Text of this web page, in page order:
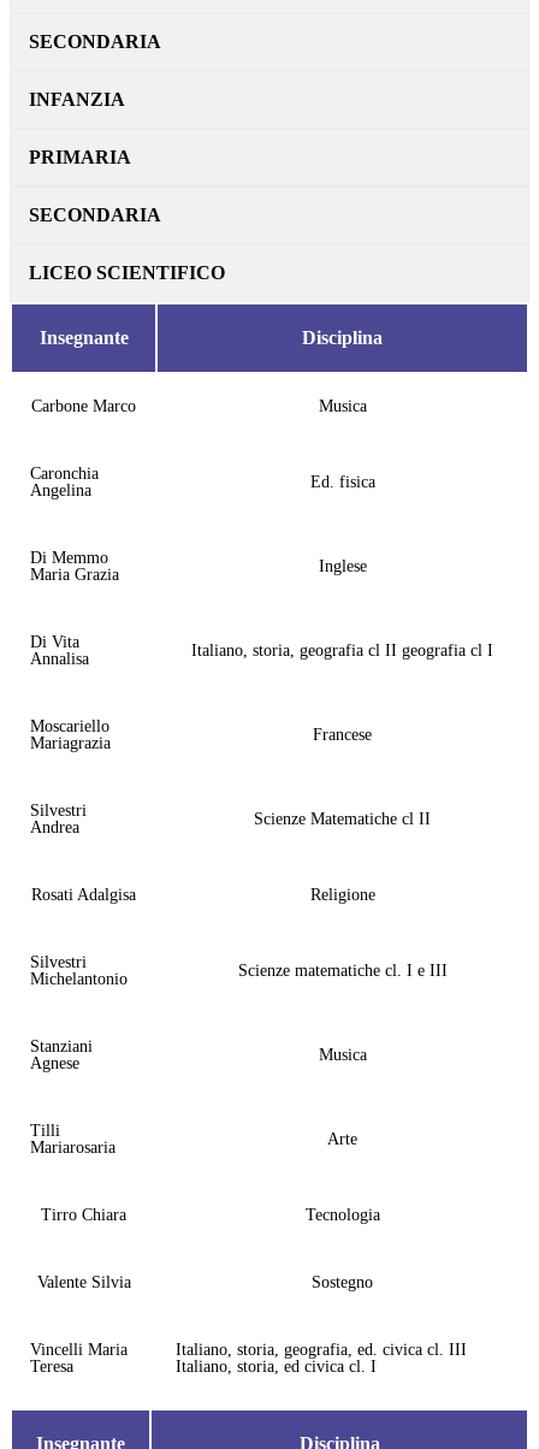
SECONDARIA
INFANZIA
PRIMARIA
SECONDARIA
LICEO SCIENTIFICO
Insegnante Disciplina
Carbone Marco Musica
Caronchia
Angelina
Ed. fisica
Di Memmo
Maria Grazia
Inglese
Di Vita
Annalisa
Italiano, storia, geografia cl II geografia cl I
Moscariello
Mariagrazia
Francese
Silvestri
Andrea
Scienze Matematiche cl II
Rosati Adalgisa Religione
Silvestri
Michelantonio
Scienze matematiche cl. I e III
Stanziani
Agnese
Musica
Tilli
Mariarosaria
Arte
Tirro Chiara Tecnologia
Valente Silvia Sostegno
Vincelli Maria
Teresa
Italiano, storia, geografia, ed. civica cl. III
Italiano, storia, ed civica cl. I
Insegnante Disciplina